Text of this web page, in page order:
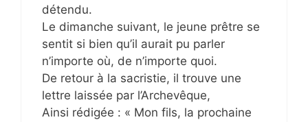
détendu.
Le dimanche suivant, le jeune prêtre se
sentit si bien qu’il aurait pu parler
n’importe où, de n’importe quoi.
De retour à la sacristie, il trouve une
lettre laissée par l’Archevêque,
Ainsi rédigée : « Mon fils, la prochaine